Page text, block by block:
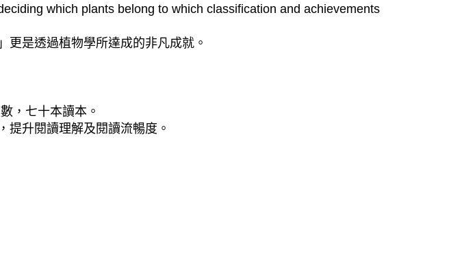
which plants belong to which classification and achievements
是透過植物學所達成的非凡成就。
，七十本讀本。
提升閱讀理解及閱讀流暢度。